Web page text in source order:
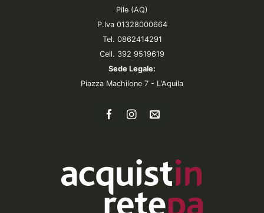
Pile (AQ)
P.Iva 01328000664
Tel. 0862414291
Cell. 392 9519619
Sede Legale:
Piazza Machilone 7 - L'Aquila